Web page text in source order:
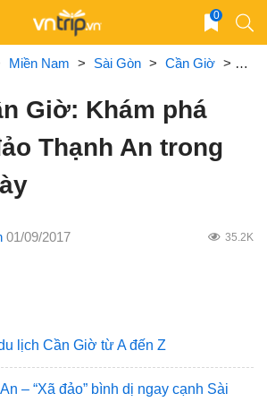
0
Miền Nam > Sài Gòn > Cần Giờ > Du
Giờ: Khám phá
Thạnh An trong
01/09/2017 35.2K
lịch Cần Giờ từ A đến Z
– “Xã đảo” bình dị ngay cạnh Sài